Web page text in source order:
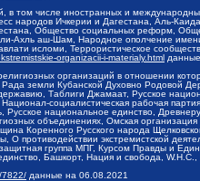
том числе иностранных и
народов Ичкерии и Дагестана, Аль-
Общество социальных реформ,
ли-Ахль аш-Шам, Народное ополчение
исломи, Террористическое
organizacii-i-materialy.html
организаций в отношении
земли Кубанской Духовно Родовой
Таблиги Джамаат, Русское
социалистическая рабочая
национальное единство,
объединениях, Омская
Коренного Русского народа
О противодействии экстремистской
группа МПГ, Курсом Правды и
Башкорт, Нация и свобода,
7822/ данные на 06.08.2021